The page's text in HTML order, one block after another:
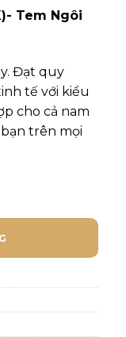
Tem Ngôi
Đạt quy
tế với kiểu
cho cả nam
trên mọi